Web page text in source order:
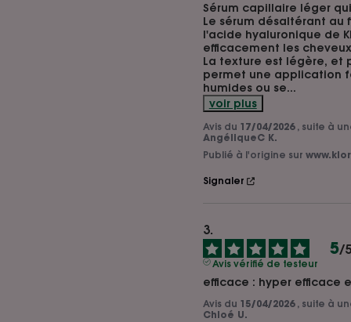
Sérum capillaire léger
Le sérum désaltérant
l'acide hyaluronique de
efficacement les
La texture est légère, et
permet une application
humides ou se...
voir plus
Avis du 17/04/2026 , suite à
AngéliqueC K.
Publié à l'origine sur
Signaler
5/5
Avis vérifié de testeur
efficace : hyper efficace
Avis du 15/04/2026 , suite à
Chloé U.